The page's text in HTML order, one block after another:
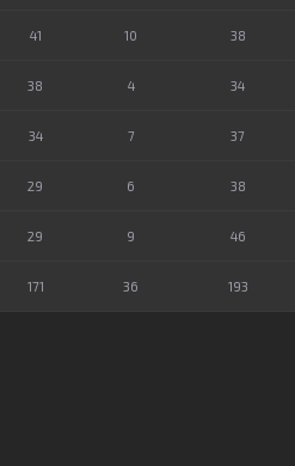
41 10 38
38 4 34
34 7 37
29 6 38
29 9 46
171 36 193